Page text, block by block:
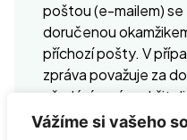
Vážíme si vašeho
poštou (e-mailem) se
doručenou
příchozí pošty. V
zpráva považuje za
předání zprávy
nebo jiného odeslání